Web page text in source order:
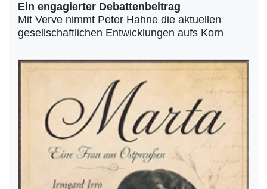
Ein engagierter Debattenbeitrag
Mit Verve nimmt Peter Hahne die aktuellen
gesellschaftlichen Entwicklungen aufs Korn